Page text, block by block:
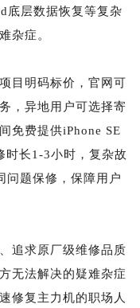
底层数据恢复等复杂
杂症。
目明码标价，官网可
，异地用户可选择寄
免费提供iPhone SE
时长1-3小时，复杂故
问题保修，保障用户
追求原厂级维修品质
无法解决的疑难杂症
修复主力机的职场人